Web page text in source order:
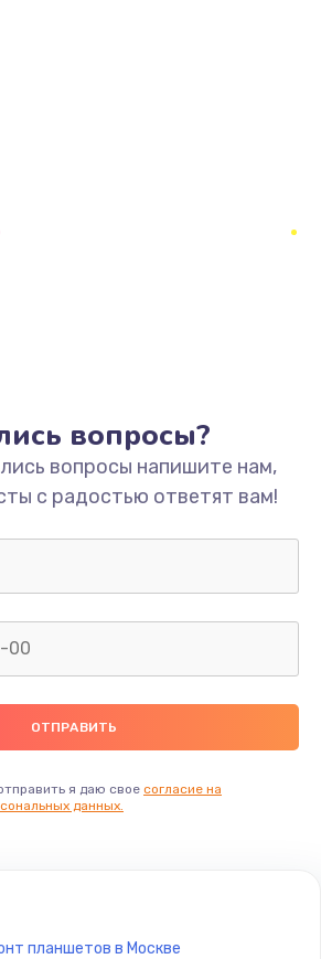
вопросы?
вопросы напишите нам,
с радостью ответят вам!
я даю свое согласие на
данных.
планшетов в Москве